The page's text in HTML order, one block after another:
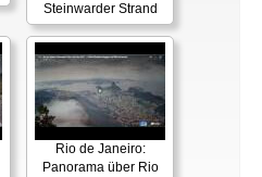
Steinwarder Strand
Rio de Janeiro:
Panorama über Rio